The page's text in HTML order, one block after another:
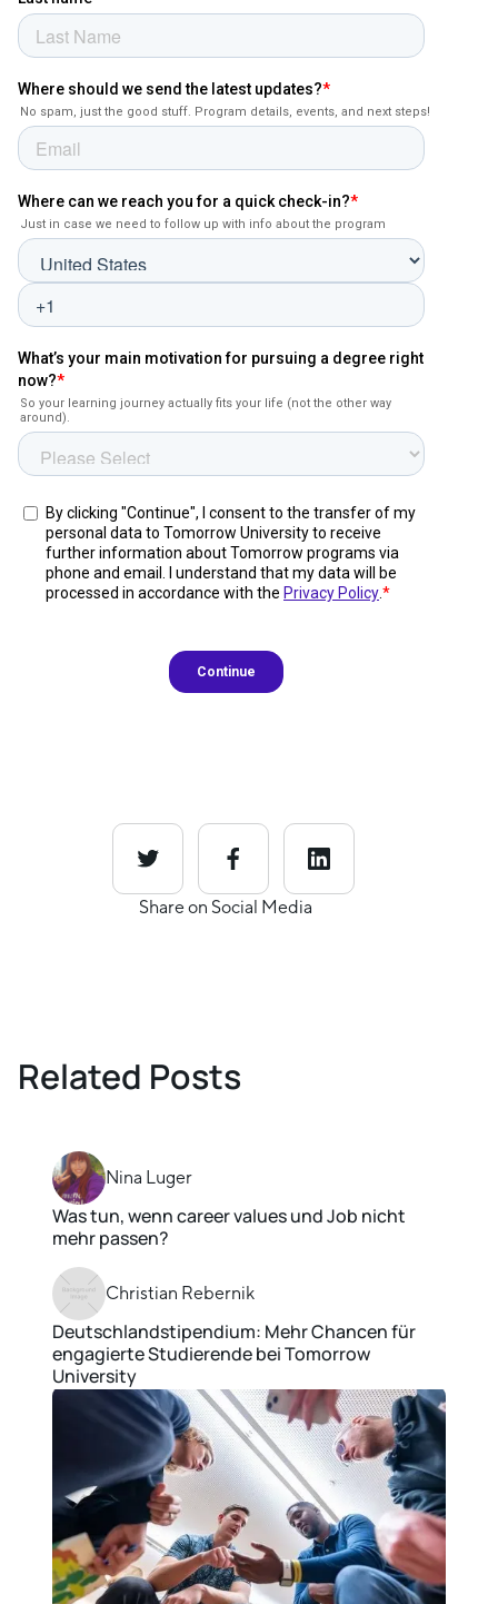
Share on Social Media
Related Posts
Nina Luger
Was tun, wenn career values und Job nicht
mehr passen?
Christian Rebernik
Deutschlandstipendium: Mehr Chancen für
engagierte Studierende bei Tomorrow
University